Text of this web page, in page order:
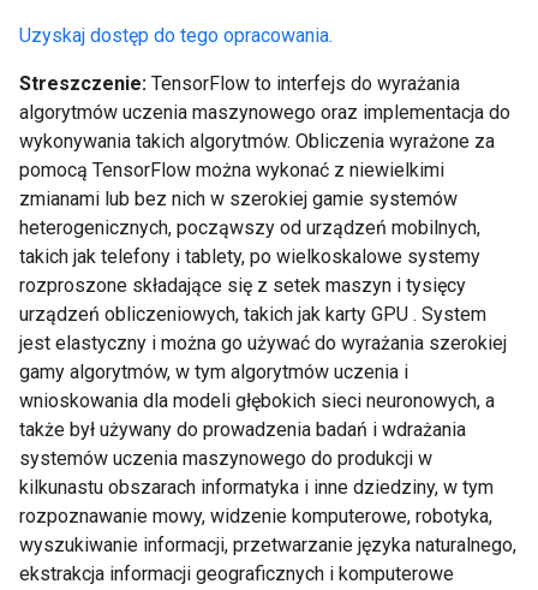
Uzyskaj dostęp do tego opracowania.
Streszczenie: TensorFlow to interfejs do wyrażania
algorytmów uczenia maszynowego oraz implementacja do
wykonywania takich algorytmów. Obliczenia wyrażone za
pomocą TensorFlow można wykonać z niewielkimi
zmianami lub bez nich w szerokiej gamie systemów
heterogenicznych, począwszy od urządzeń mobilnych,
takich jak telefony i tablety, po wielkoskalowe systemy
rozproszone składające się z setek maszyn i tysięcy
urządzeń obliczeniowych, takich jak karty GPU . System
jest elastyczny i można go używać do wyrażania szerokiej
gamy algorytmów, w tym algorytmów uczenia i
wnioskowania dla modeli głębokich sieci neuronowych, a
także był używany do prowadzenia badań i wdrażania
systemów uczenia maszynowego do produkcji w
kilkunastu obszarach informatyka i inne dziedziny, w tym
rozpoznawanie mowy, widzenie komputerowe, robotyka,
wyszukiwanie informacji, przetwarzanie języka naturalnego,
ekstrakcja informacji geograficznych i komputerowe